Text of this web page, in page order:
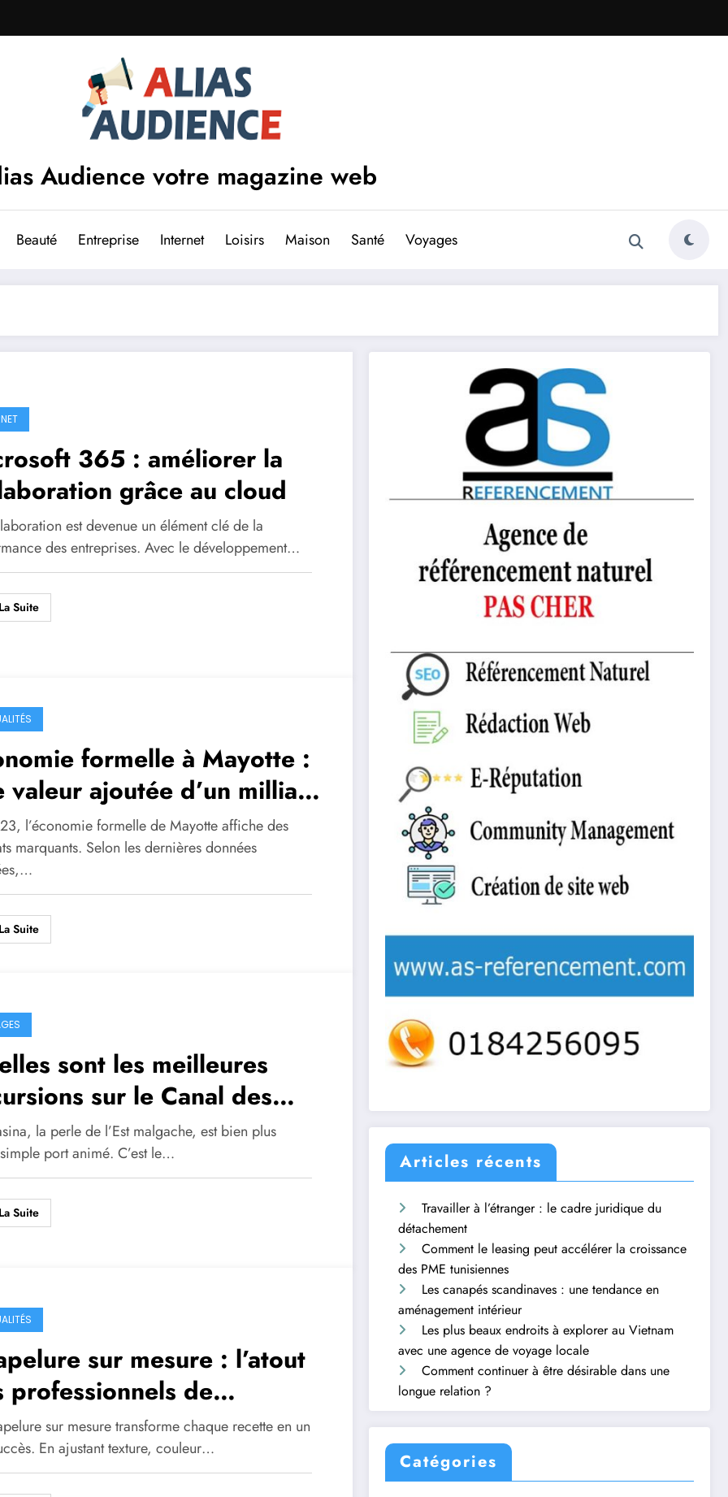
Audience votre magazine web
Beauté Entreprise Internet Loisirs Maison Santé Voyages
365 : améliorer la
grâce au cloud
est devenue un élément clé de la
des entreprises. Avec le développement…
Suite
formelle à Mayotte :
valeur ajoutée d’un milliard
en 2023
l’économie formelle de Mayotte affiche des
marquants. Selon les dernières données
Suite
sont les meilleures
sur le Canal des
?
la perle de l’Est malgache, est bien plus
port animé. C’est le…
Suite
sur mesure : l’atout
professionnels de
sur mesure transforme chaque recette en un
En ajustant texture, couleur…
Articles récents
Travailler à l’étranger : le cadre juridique du
détachement
Comment le leasing peut accélérer la croissance
des PME tunisiennes
Les canapés scandinaves : une tendance en
aménagement intérieur
Les plus beaux endroits à explorer au Vietnam
avec une agence de voyage locale
Comment continuer à être désirable dans une
longue relation ?
Catégories